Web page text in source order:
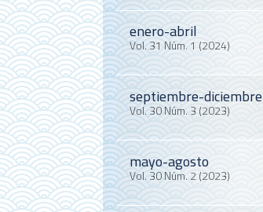
enero-abril
Vol. 31 Núm. 1 (2024)
septiembre-diciembre
Vol. 30 Núm. 3 (2023)
mayo-agosto
Vol. 30 Núm. 2 (2023)